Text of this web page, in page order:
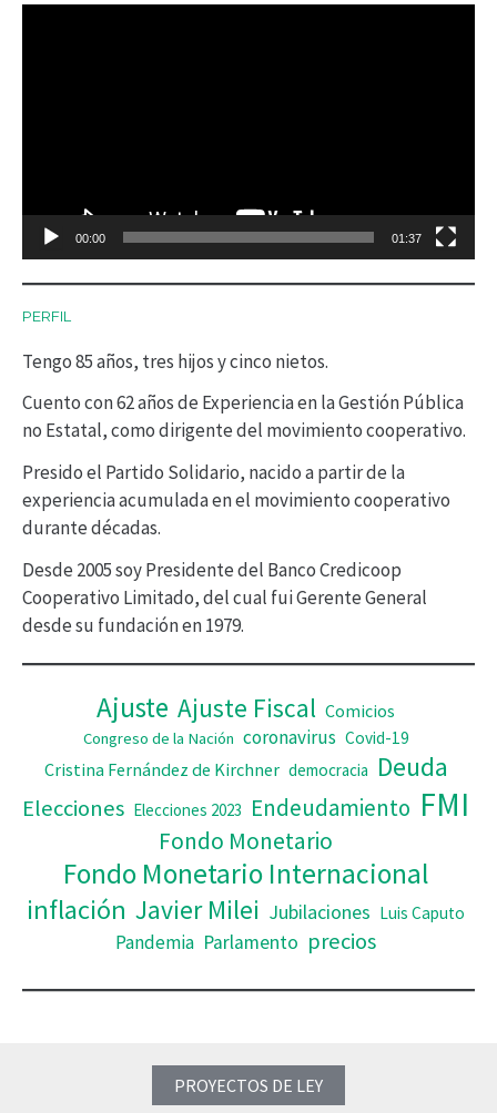
d
c
t
o
r
d
e
v
d
e
o
00:00 01:37
PERFIL
Tengo 85 años, tres hijos y cinco nietos.
Cuento con 62 años de Experiencia en la Gestión Pública
no Estatal, como dirigente del movimiento cooperativo.
Presido el Partido Solidario, nacido a partir de la
experiencia acumulada en el movimiento cooperativo
durante décadas.
Desde 2005 soy Presidente del Banco Credicoop
Cooperativo Limitado, del cual fui Gerente General
desde su fundación en 1979.
Ajuste Ajuste Fiscal Comicios
Congreso de la Nación coronavirus Covid-19
Cristina Fernández de Kirchner democracia Deuda
Elecciones Elecciones 2023 Endeudamiento FMI
Fondo Monetario
Fondo Monetario Internacional
inflación Javier Milei Jubilaciones Luis Caputo
Pandemia Parlamento precios
PROYECTOS DE LEY